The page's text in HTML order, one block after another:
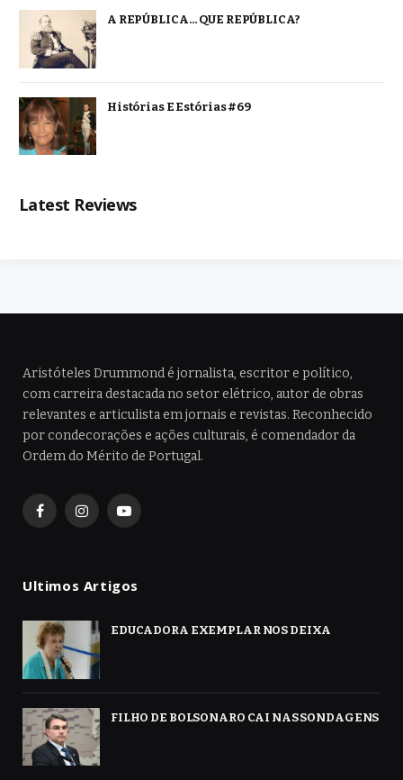
A REPÚBLICA… QUE REPÚBLICA?
Histórias E Estórias #69
Latest Reviews
Aristóteles Drummond é jornalista, escritor e político,
com carreira destacada no setor elétrico, autor de obras
relevantes e articulista em jornais e revistas. Reconhecido
por condecorações e ações culturais, é comendador da
Ordem do Mérito de Portugal.
FacebookInstagramYouTube
Ultimos Artigos
EDUCADORA EXEMPLAR NOS DEIXA
FILHO DE BOLSONARO CAI NAS SONDAGENS